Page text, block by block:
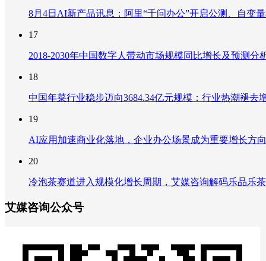
8月4日AI新产品讯息：阿里“千问办公”开启公测、自变
17
2018-2030年中国数字人带动市场规模同比增长及预测
18
中国年菜行业稳步迈向3684.34亿元规模：行业热潮褪
19
AI应用加速商业化落地，企业办公场景成为重要增长方向
20
冷泡茶赛道进入规模化增长周期，艾媒咨询解码乐品乐
艾媒咨询公众号